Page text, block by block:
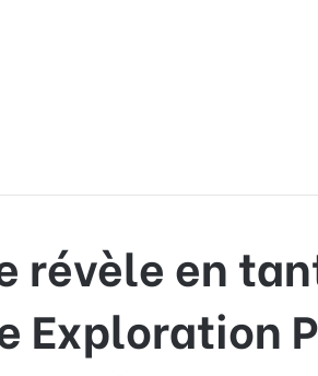
révèle en
Exploration